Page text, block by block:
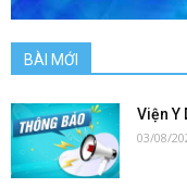
BÀI MỚI
Viện Y
03/08/